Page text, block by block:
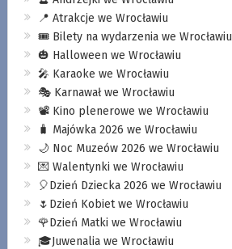
📍 Atrakcje we Wrocławiu
🎟️ Bilety na wydarzenia we Wrocławiu
🎃 Halloween we Wrocławiu
🎤 Karaoke we Wrocławiu
🎭 Karnawał we Wrocławiu
📽️ Kino plenerowe we Wrocławiu
🧳 Majówka 2026 we Wrocławiu
🌙 Noc Muzeów 2026 we Wrocławiu
💌 Walentynki we Wrocławiu
🎈Dzień Dziecka 2026 we Wrocławiu
🌷Dzień Kobiet we Wrocławiu
🌹Dzień Matki we Wrocławiu
🎓Juwenalia we Wrocławiu